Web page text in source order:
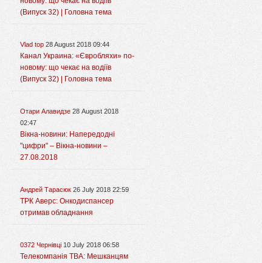
(Випуск 32) | Головна тема
Vlad top 28 August 2018 09:44
Канал Украина: «Євробляхи» по-
новому: що чекає на водіїв
(Випуск 32) | Головна тема
Отари Алавидзе 28 August 2018
02:47
Вікна-новини: Напередодні
"цифри" – Вікна-новини –
27.08.2018
Андрей Тарасюк 26 July 2018 22:59
ТРК Аверс: Онкодиспансер
отримав обладнання
0372 Чернівці 10 July 2018 06:58
Телекомпанія ТВА: Мешканцям